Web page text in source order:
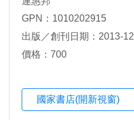
GPN：1010202915
出版／創刊日期：2013-12
價格：700
國家書店(開新視窗)